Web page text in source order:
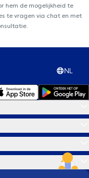
hem de mogelijkheid te
te vragen via chat en met
NL